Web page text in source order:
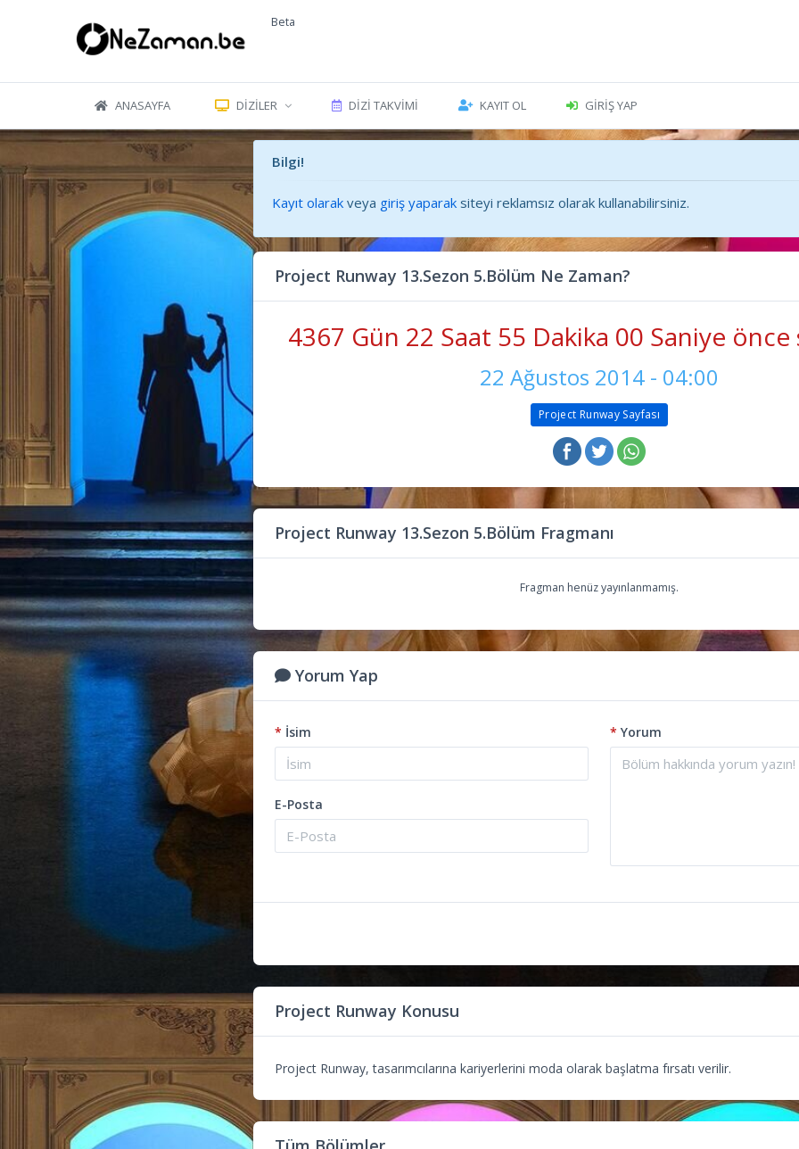
Beta
ANASAYFA DIZILER DIZI TAKVIMI KAYIT OL GIRIŞ YAP
Bilgi!
Kayıt olarak veya giriş yaparak siteyi reklamsız olarak kullanabilirsiniz.
Project Runway 13.Sezon 5.Bölüm Ne Zaman?
4367 Gün 22 Saat 55 Dakika 01 Saniye
22 Ağustos 2014 - 04:00
Project Runway Sayfası
Project Runway 13.Sezon 5.Bölüm Fragmanı
Fragman henüz yayınlanmamış.
Yorum Yap
* İsim
E-Posta
* Yorum
Project Runway Konusu
Project Runway, tasarımcılarına kariyerlerini moda olarak başlatma fırsatı verilir.